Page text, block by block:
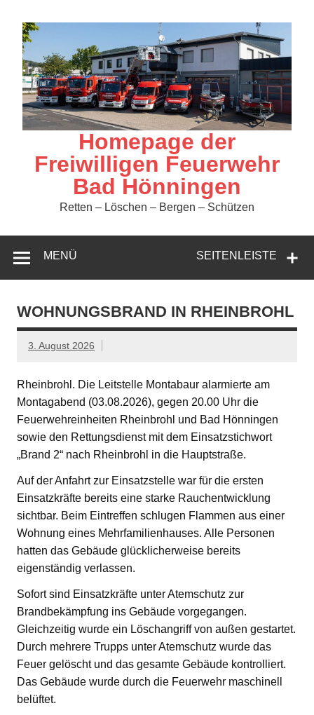
springen
Homepage der
Freiwilligen Feuerwehr
Bad Hönningen
Retten – Löschen – Bergen – Schützen
SEITENLEISTE
MENÜ
WOHNUNGSBRAND IN RHEINBROHL
3. August 2026
Rheinbrohl. Die Leitstelle Montabaur alarmierte am
Montagabend (03.08.2026), gegen 20.00 Uhr die
Feuerwehreinheiten Rheinbrohl und Bad Hönningen
sowie den Rettungsdienst mit dem Einsatzstichwort
„Brand 2“ nach Rheinbrohl in die Hauptstraße.
Auf der Anfahrt zur Einsatzstelle war für die ersten
Einsatzkräfte bereits eine starke Rauchentwicklung
sichtbar. Beim Eintreffen schlugen Flammen aus einer
Wohnung eines Mehrfamilienhauses. Alle Personen
hatten das Gebäude glücklicherweise bereits
eigenständig verlassen.
Sofort sind Einsatzkräfte unter Atemschutz zur
Brandbekämpfung ins Gebäude vorgegangen.
Gleichzeitig wurde ein Löschangriff von außen gestartet.
Durch mehrere Trupps unter Atemschutz wurde das
Feuer gelöscht und das gesamte Gebäude kontrolliert.
Das Gebäude wurde durch die Feuerwehr maschinell
belüftet.